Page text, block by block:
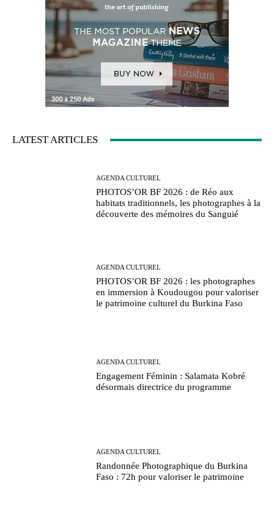
LATEST ARTICLES
AGENDA CULTUREL
PHOTOS’OR BF 2026 : de Réo aux
habitats traditionnels, les photographes à la
découverte des mémoires du Sanguié
AGENDA CULTUREL
PHOTOS’OR BF 2026 : les photographes
en immersion à Koudougou pour valoriser
le patrimoine culturel du Burkina Faso
AGENDA CULTUREL
Engagement Féminin : Salamata Kobré
désormais directrice du programme
AGENDA CULTUREL
Randonnée Photographique du Burkina
Faso : 72h pour valoriser le patrimoine